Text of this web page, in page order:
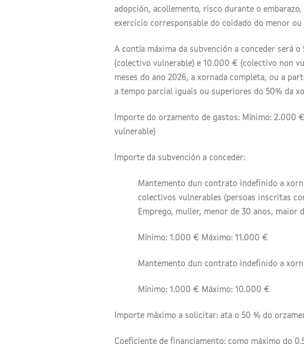
adopción, acollemento, risco durante o
exercicio corresponsable do coidado do menor
A contía máxima da subvención a conceder será
(colectivo vulnerable) e 10.000 € (colectivo non
meses do ano 2026, a xornada completa, ou a
a tempo parcial iguais ou superiores do 50% da
Importe do orzamento de gastos: Mínimo:
vulnerable)
Importe da subvención a conceder:
Mantemento dun contrato indefinido a
colectivos vulnerables (persoas inscritas
Emprego, muller, menor de 30 anos, maior
Mínimo: 1.000 € Máximo: 11.000 €
Mantemento dun contrato indefinido a
Mínimo: 1.000 € Máximo: 10.000 €
Importe máximo a solicitar: ata o 50 % do
Coeficiente de financiamento: como máximo do